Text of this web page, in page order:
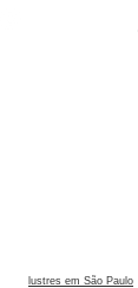
lustres em São Paulo